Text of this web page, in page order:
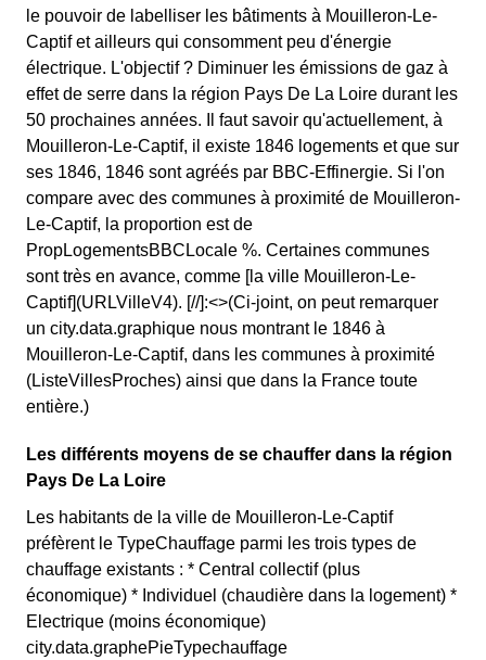
le pouvoir de labelliser les bâtiments à Mouilleron-Le-
Captif et ailleurs qui consomment peu d'énergie
électrique. L'objectif ? Diminuer les émissions de gaz à
effet de serre dans la région Pays De La Loire durant les
50 prochaines années. Il faut savoir qu'actuellement, à
Mouilleron-Le-Captif, il existe 1846 logements et que sur
ses 1846, 1846 sont agréés par BBC-Effinergie. Si l'on
compare avec des communes à proximité de Mouilleron-
Le-Captif, la proportion est de
PropLogementsBBCLocale %. Certaines communes
sont très en avance, comme [la ville Mouilleron-Le-
Captif](URLVilleV4). [//]:<>(Ci-joint, on peut remarquer
un city.data.graphique nous montrant le 1846 à
Mouilleron-Le-Captif, dans les communes à proximité
(ListeVillesProches) ainsi que dans la France toute
entière.)
Les différents moyens de se chauffer dans la région
Pays De La Loire
Les habitants de la ville de Mouilleron-Le-Captif
préfèrent le TypeChauffage parmi les trois types de
chauffage existants : * Central collectif (plus
économique) * Individuel (chaudière dans la logement) *
Electrique (moins économique)
city.data.graphePieTypechauffage